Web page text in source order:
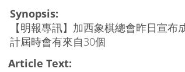
Synopsis:
【明報專訊】加西象棋總會昨日宣
計屆時會有來自30個
Article Text: